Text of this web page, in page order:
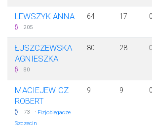
LEWSZYK ANNA
205
64 17
ŁUSZCZEWSKA
AGNIESZKA
80
80 28
MACIEJEWICZ
ROBERT
73 · Fizjobiegacze
Szczecin
9 9